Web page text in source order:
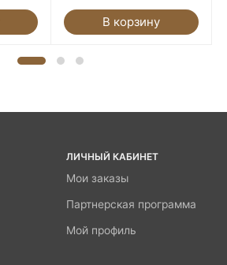
В корзину
ЛИЧНЫЙ КАБИНЕТ
Мои заказы
Партнерская программа
Мой профиль